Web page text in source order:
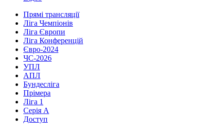
Прямі трансляції
Ліга Чемпіонів
Ліга Європи
Ліга Конференцій
Євро-2024
ЧС-2026
УПЛ
АПЛ
Бундесліга
Прімера
Ліга 1
Серія А
Доступ